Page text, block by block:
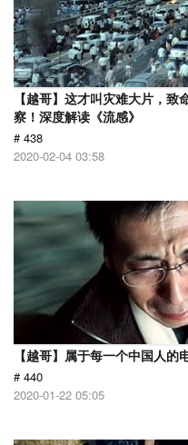
【越哥】这才叫灾难大片，
察！深度解读《流感》
# 438
2020-02-04 03:58
【越哥】属于每一个中国人的
# 440
2020-01-22 05:05